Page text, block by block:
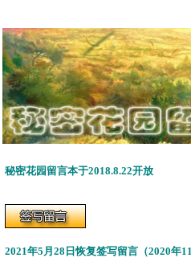
秘密花园留言本于2018.8.22开放
2021年5月28日恢复签写留言（2020年